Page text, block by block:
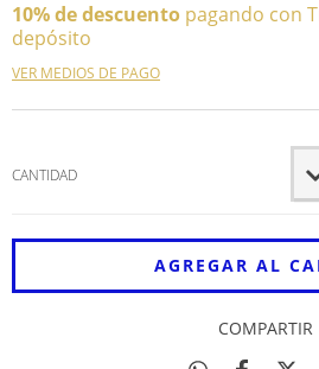
10% de descuento pagando con
depósito
VER MEDIOS DE PAGO
CANTIDAD
COMPARTIR